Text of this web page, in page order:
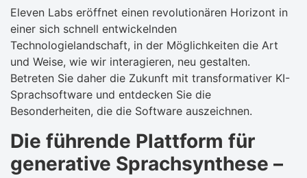
Eleven Labs eröffnet einen revolutionären Horizont in
einer sich schnell entwickelnden
Technologielandschaft, in der Möglichkeiten die Art
und Weise, wie wir interagieren, neu gestalten.
Betreten Sie daher die Zukunft mit transformativer KI-
Sprachsoftware und entdecken Sie die
Besonderheiten, die die Software auszeichnen.
Die führende Plattform für
generative Sprachsynthese –